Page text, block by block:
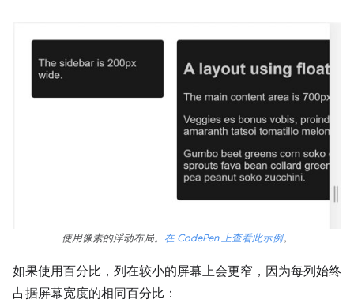
使用像素的浮动布局。 在 CodePen 上查看此示例。
如果使用百分比，列在较小的屏幕上会更窄，因为每列始终
占据屏幕宽度的相同百分比：